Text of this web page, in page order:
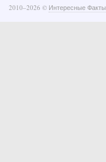
2010–2026 © Интересные Факты